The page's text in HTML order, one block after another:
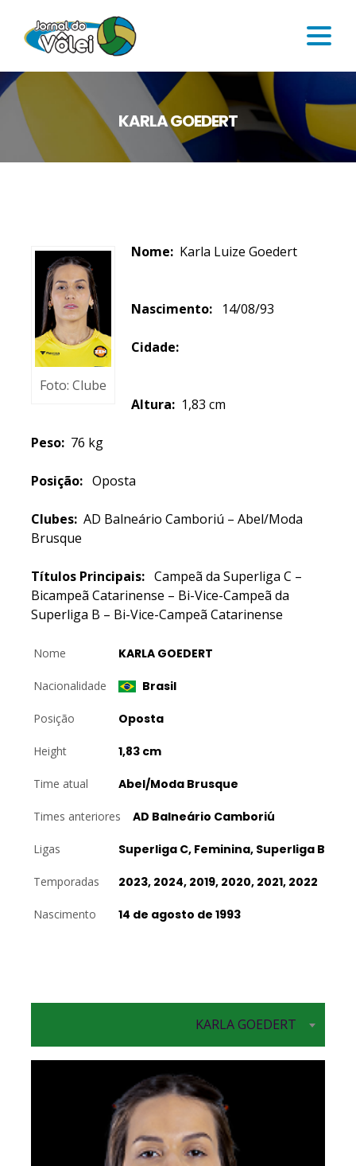
KARLA GOEDERT
Foto: Clube
Nome: Karla Luize Goedert
Nascimento: 14/08/93
Cidade:
Altura: 1,83 cm
Peso: 76 kg
Posição: Oposta
Clubes: AD Balneário Camboriú – Abel/Moda
Brusque
Títulos Principais: Campeã da Superliga C –
Bicampeã Catarinense – Bi-Vice-Campeã da
Superliga B – Bi-Vice-Campeã Catarinense
Nome KARLA GOEDERT
Nacionalidade Brasil
Posição Oposta
Height 1,83 cm
Time atual Abel/Moda Brusque
Times anteriores AD Balneário Camboriú
Ligas Superliga C, Feminina, Superliga B
Temporadas 2023, 2024, 2019, 2020, 2021, 2022
Nascimento 14 de agosto de 1993
KARLA GOEDERT